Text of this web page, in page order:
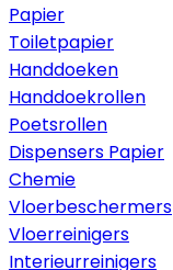
Papier
Toiletpapier
Handdoeken
Handdoekrollen
Poetsrollen
Dispensers Papier
Chemie
Vloerbeschermers
Vloerreinigers
Interieurreinigers